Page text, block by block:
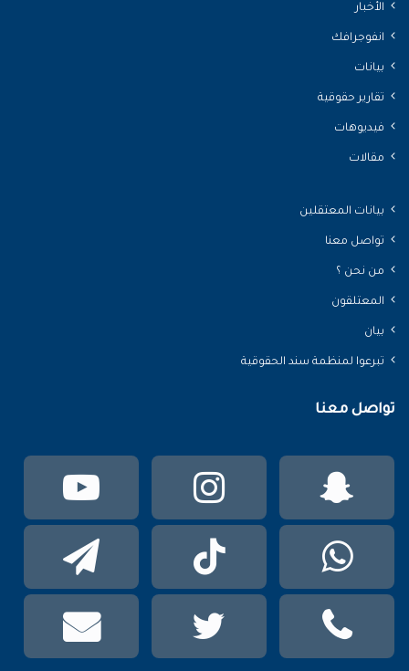
الأخبار
انفوجرافك
بيانات
تقارير حقوقية
فيديوهات
مقالات
بيانات المعتقلين
تواصل معنا
من نحن ؟
المعتلقون
بيان
تبرعوا لمنظمة سند الحقوقية
تواصل معنا
انستقرام
سناب
TikTok
واتساب
phone